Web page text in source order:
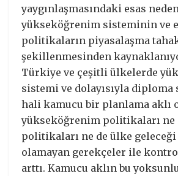
yaygınlaşmasındaki esas
yükseköğrenim sisteminin ve
politikaların piyasalaşma
şekillenmesinden
Türkiye ve çeşitli ülkelerde
sistemi ve dolayısıyla diploma
hali kamucu bir planlama aklı
yükseköğrenim politikaları ne
politikaları ne de ülke
olamayan gerekçeler ile
arttı. Kamucu aklın bu